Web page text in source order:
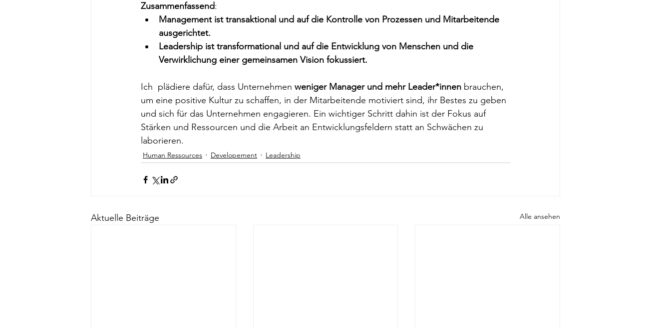
Zusammenfassend:
Management ist transaktional und auf die Kontrolle von Prozessen und Mitarbeitende
ausgerichtet.
Leadership ist transformational und auf die Entwicklung von Menschen und die
Verwirklichung einer gemeinsamen Vision fokussiert.
Ich  plädiere dafür, dass Unternehmen weniger Manager und mehr Leader*innen brauchen,
um eine positive Kultur zu schaffen, in der Mitarbeitende motiviert sind, ihr Bestes zu geben
und sich für das Unternehmen engagieren. Ein wichtiger Schritt dahin ist der Fokus auf
Stärken und Ressourcen und die Arbeit an Entwicklungsfeldern statt an Schwächen zu
laborieren.
Human Ressources Developement Leadership
Aktuelle Beiträge Alle ansehen